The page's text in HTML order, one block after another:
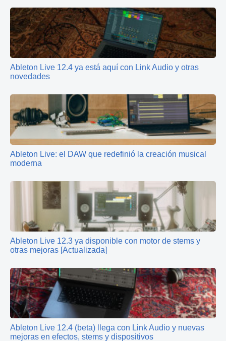
Ableton Live 12.4 ya está aquí con Link Audio y otras
novedades
Ableton Live: el DAW que redefinió la creación musical
moderna
Ableton Live 12.3 ya disponible con motor de stems y
otras mejoras [Actualizada]
Ableton Live 12.4 (beta) llega con Link Audio y nuevas
mejoras en efectos, stems y dispositivos